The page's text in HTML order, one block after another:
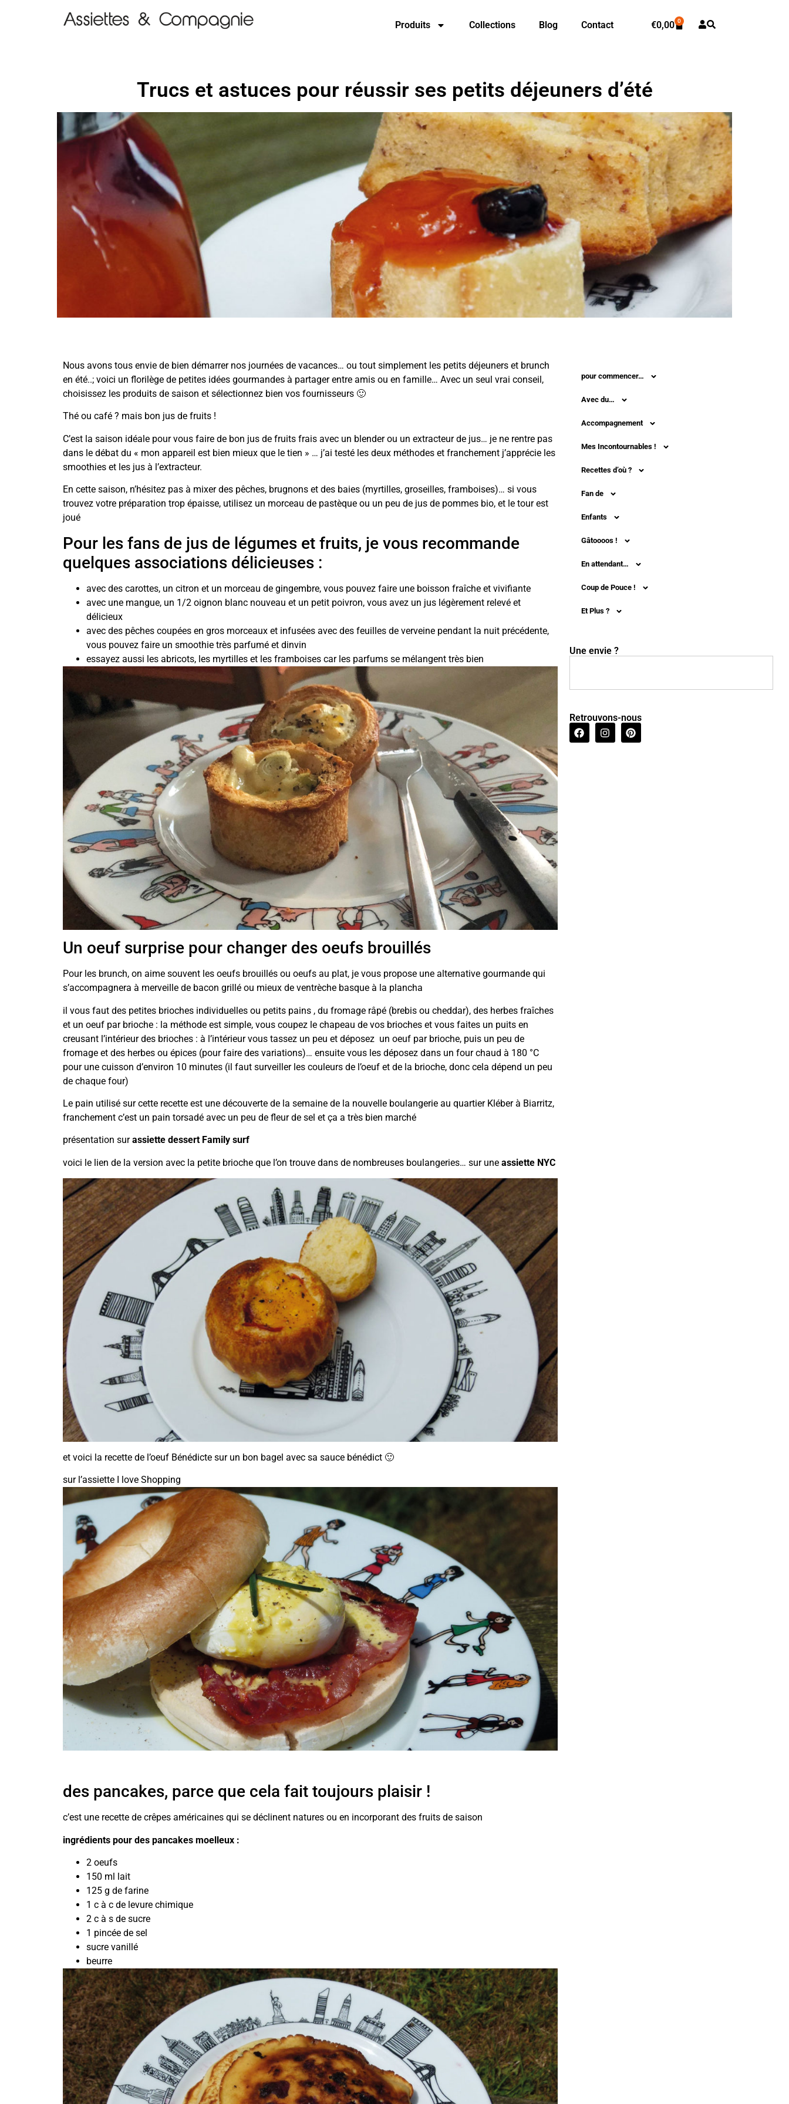
Produits Collections Blog Contact €0,00 0
Trucs et astuces pour réussir ses petits déjeuners d’été
Nous avons tous envie de bien démarrer nos journées de vacances… ou tout simplement les petits déjeuners et brunch
en été..; voici un florilège de petites idées gourmandes à partager entre amis ou en famille… Avec un seul vrai conseil,
choisissez les produits de saison et sélectionnez bien vos fournisseurs 🙂
Thé ou café ? mais bon jus de fruits !
C’est la saison idéale pour vous faire de bon jus de fruits frais avec un blender ou un extracteur de jus… je ne rentre pas
dans le débat du « mon appareil est bien mieux que le tien » … j’ai testé les deux méthodes et franchement j’apprécie les
smoothies et les jus à l’extracteur.
En cette saison, n’hésitez pas à mixer des pêches, brugnons et des baies (myrtilles, groseilles, framboises)… si vous
trouvez votre préparation trop épaisse, utilisez un morceau de pastèque ou un peu de jus de pommes bio, et le tour est
joué
Pour les fans de jus de légumes et fruits, je vous recommande
quelques associations délicieuses :
avec des carottes, un citron et un morceau de gingembre, vous pouvez faire une boisson fraîche et vivifiante
avec une mangue, un 1/2 oignon blanc nouveau et un petit poivron, vous avez un jus légèrement relevé et
délicieux
avec des pêches coupées en gros morceaux et infusées avec des feuilles de verveine pendant la nuit précédente,
vous pouvez faire un smoothie très parfumé et dinvin
essayez aussi les abricots, les myrtilles et les framboises car les parfums se mélangent très bien
Un oeuf surprise pour changer des oeufs brouillés
Pour les brunch, on aime souvent les oeufs brouillés ou oeufs au plat, je vous propose une alternative gourmande qui
s’accompagnera à merveille de bacon grillé ou mieux de ventrèche basque à la plancha
il vous faut des petites brioches individuelles ou petits pains , du fromage râpé (brebis ou cheddar), des herbes fraîches
et un oeuf par brioche : la méthode est simple, vous coupez le chapeau de vos brioches et vous faites un puits en
creusant l’intérieur des brioches : à l’intérieur vous tassez un peu et déposez un oeuf par brioche, puis un peu de
fromage et des herbes ou épices (pour faire des variations)… ensuite vous les déposez dans un four chaud à 180 °C
pour une cuisson d’environ 10 minutes (il faut surveiller les couleurs de l’oeuf et de la brioche, donc cela dépend un peu
de chaque four)
Le pain utilisé sur cette recette est une découverte de la semaine de la nouvelle boulangerie au quartier Kléber à Biarritz,
franchement c’est un pain torsadé avec un peu de fleur de sel et ça a très bien marché
présentation surassiette dessert Family surf
voici le lien de la version avec la petite brioche que l’on trouve dans de nombreuses boulangeries… sur une assiette NYC
et voici la recette de l’oeuf Bénédicte sur un bon bagel avec sa sauce bénédict 🙂
surl’assiette I love Shopping
des pancakes, parce que cela fait toujours plaisir !
c’est une recette de crêpes américaines qui se déclinent natures ou en incorporant des fruits de saison
ingrédients pour des pancakes moelleux :
2 oeufs
150 ml lait
125 g de farine
1 c à c de levure chimique
2 c à s de sucre
1 pincée de sel
sucre vanillé
beurre
pour commencer…
Avec du…
Accompagnement
Mes Incontournables !
Recettes d’où ?
Fan de
Enfants
Gâtoooos !
En attendant…
Coup de Pouce !
Et Plus ?
Une envie ?
Retrouvons-nous